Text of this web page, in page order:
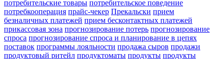
потребительские товары потребительское поведение
потребкооперация прайс-чекер Прекальски прием
безналичных платежей прием бесконтактных платежей
прикассовая зона прогнозирование потерь прогнозирование
спроса прогнозирование спроса и планирование в цепях
поставок программы лояльности продажа сыров продажи
продуктовый ритейл продуктоматы продукты продукты